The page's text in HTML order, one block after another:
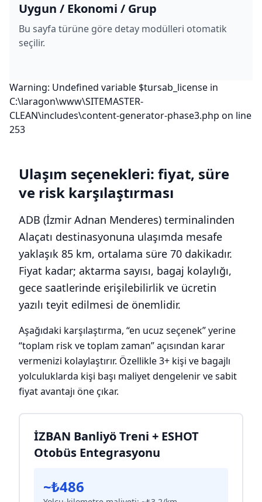
Uygun / Ekonomi / Grup
Bu sayfa türüne göre detay modülleri otomatik
seçilir.
Warning: Undefined variable $tursab_license in
C:\laragon\www\SITEMASTER-
CLEAN\includes\content-generator-phase3.php on line
253
Ulaşım seçenekleri: fiyat, süre
ve risk karşılaştırması
ADB (İzmir Adnan Menderes) terminalinden
Alaçatı destinasyonuna ulaşımda mesafe
yaklaşık 85 km, ortalama süre 70 dakikadır.
Fiyat kadar; aktarma sayısı, bagaj kolaylığı,
gece saatlerinde erişilebilirlik ve ücretin
yazılı teyit edilmesi de önemlidir.
Aşağıdaki karşılaştırma, “en ucuz seçenek” yerine
“toplam risk ve toplam zaman” açısından karar
vermenizi kolaylaştırır. Özellikle 3+ kişi ve bagajlı
yolculuklarda kişi başı maliyet dengelenir ve sabit
fiyat avantajı öne çıkar.
İZBAN Banliyö Treni + ESHOT
Otobüs Entegrasyonu
~₺486